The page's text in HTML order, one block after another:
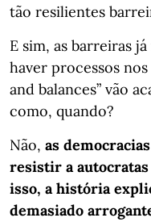
tão resilientes
E sim, as barreiras
haver processos
and balances” vão
como, quando?
Não, as
resistir a autocratas
isso, a história
demasiado